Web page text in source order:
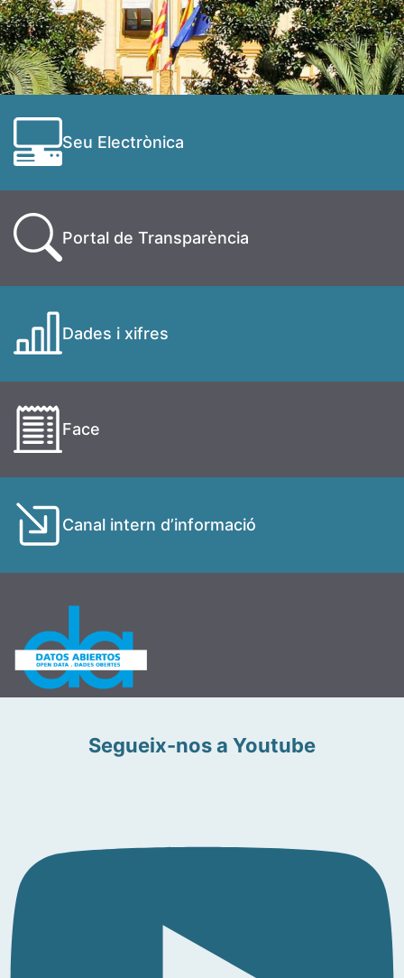
Seu Electrònica
Portal de Transparència
Dades i xifres
Face
Canal intern d’informació
Segueix-nos a Youtube